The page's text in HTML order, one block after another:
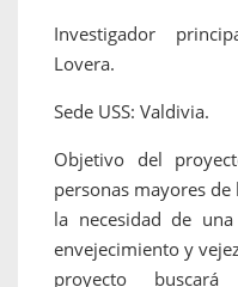
Investigador
Lovera.
Sede USS: Valdivia.
Objetivo del
personas mayores
la necesidad de
envejecimiento y
proyecto